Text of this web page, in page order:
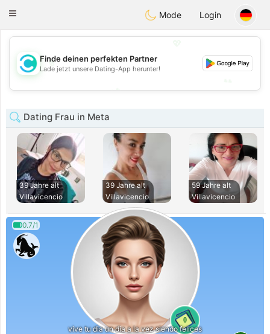
olombiaCitas
Toggle
Mode Login
💖
💕
Finde deinen perfekten Partner
Lade jetzt unsere Dating-App herunter!
Dating Frau in Meta
39 Jahre alt
Villavicencio
39 Jahre alt
Villavicencio
59 Jahre alt
Villavicencio
0.7/1
0
vive tu dia un dia a la vez siendo felices